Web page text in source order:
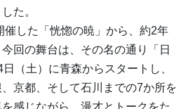
た。
した「恍惚の暁」から、約2年
回の舞台は、その名の通り「日
（土）に青森からスタートし、
京都、そして石川までの7か所を